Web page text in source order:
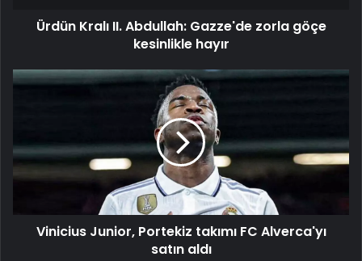
Ürdün Kralı II. Abdullah: Gazze'de zorla göçe
kesinlikle hayır
Vinicius
FC
Alverca'yı
satın
Vinicius Junior, Portekiz takımı FC Alverca'yı
satın aldı